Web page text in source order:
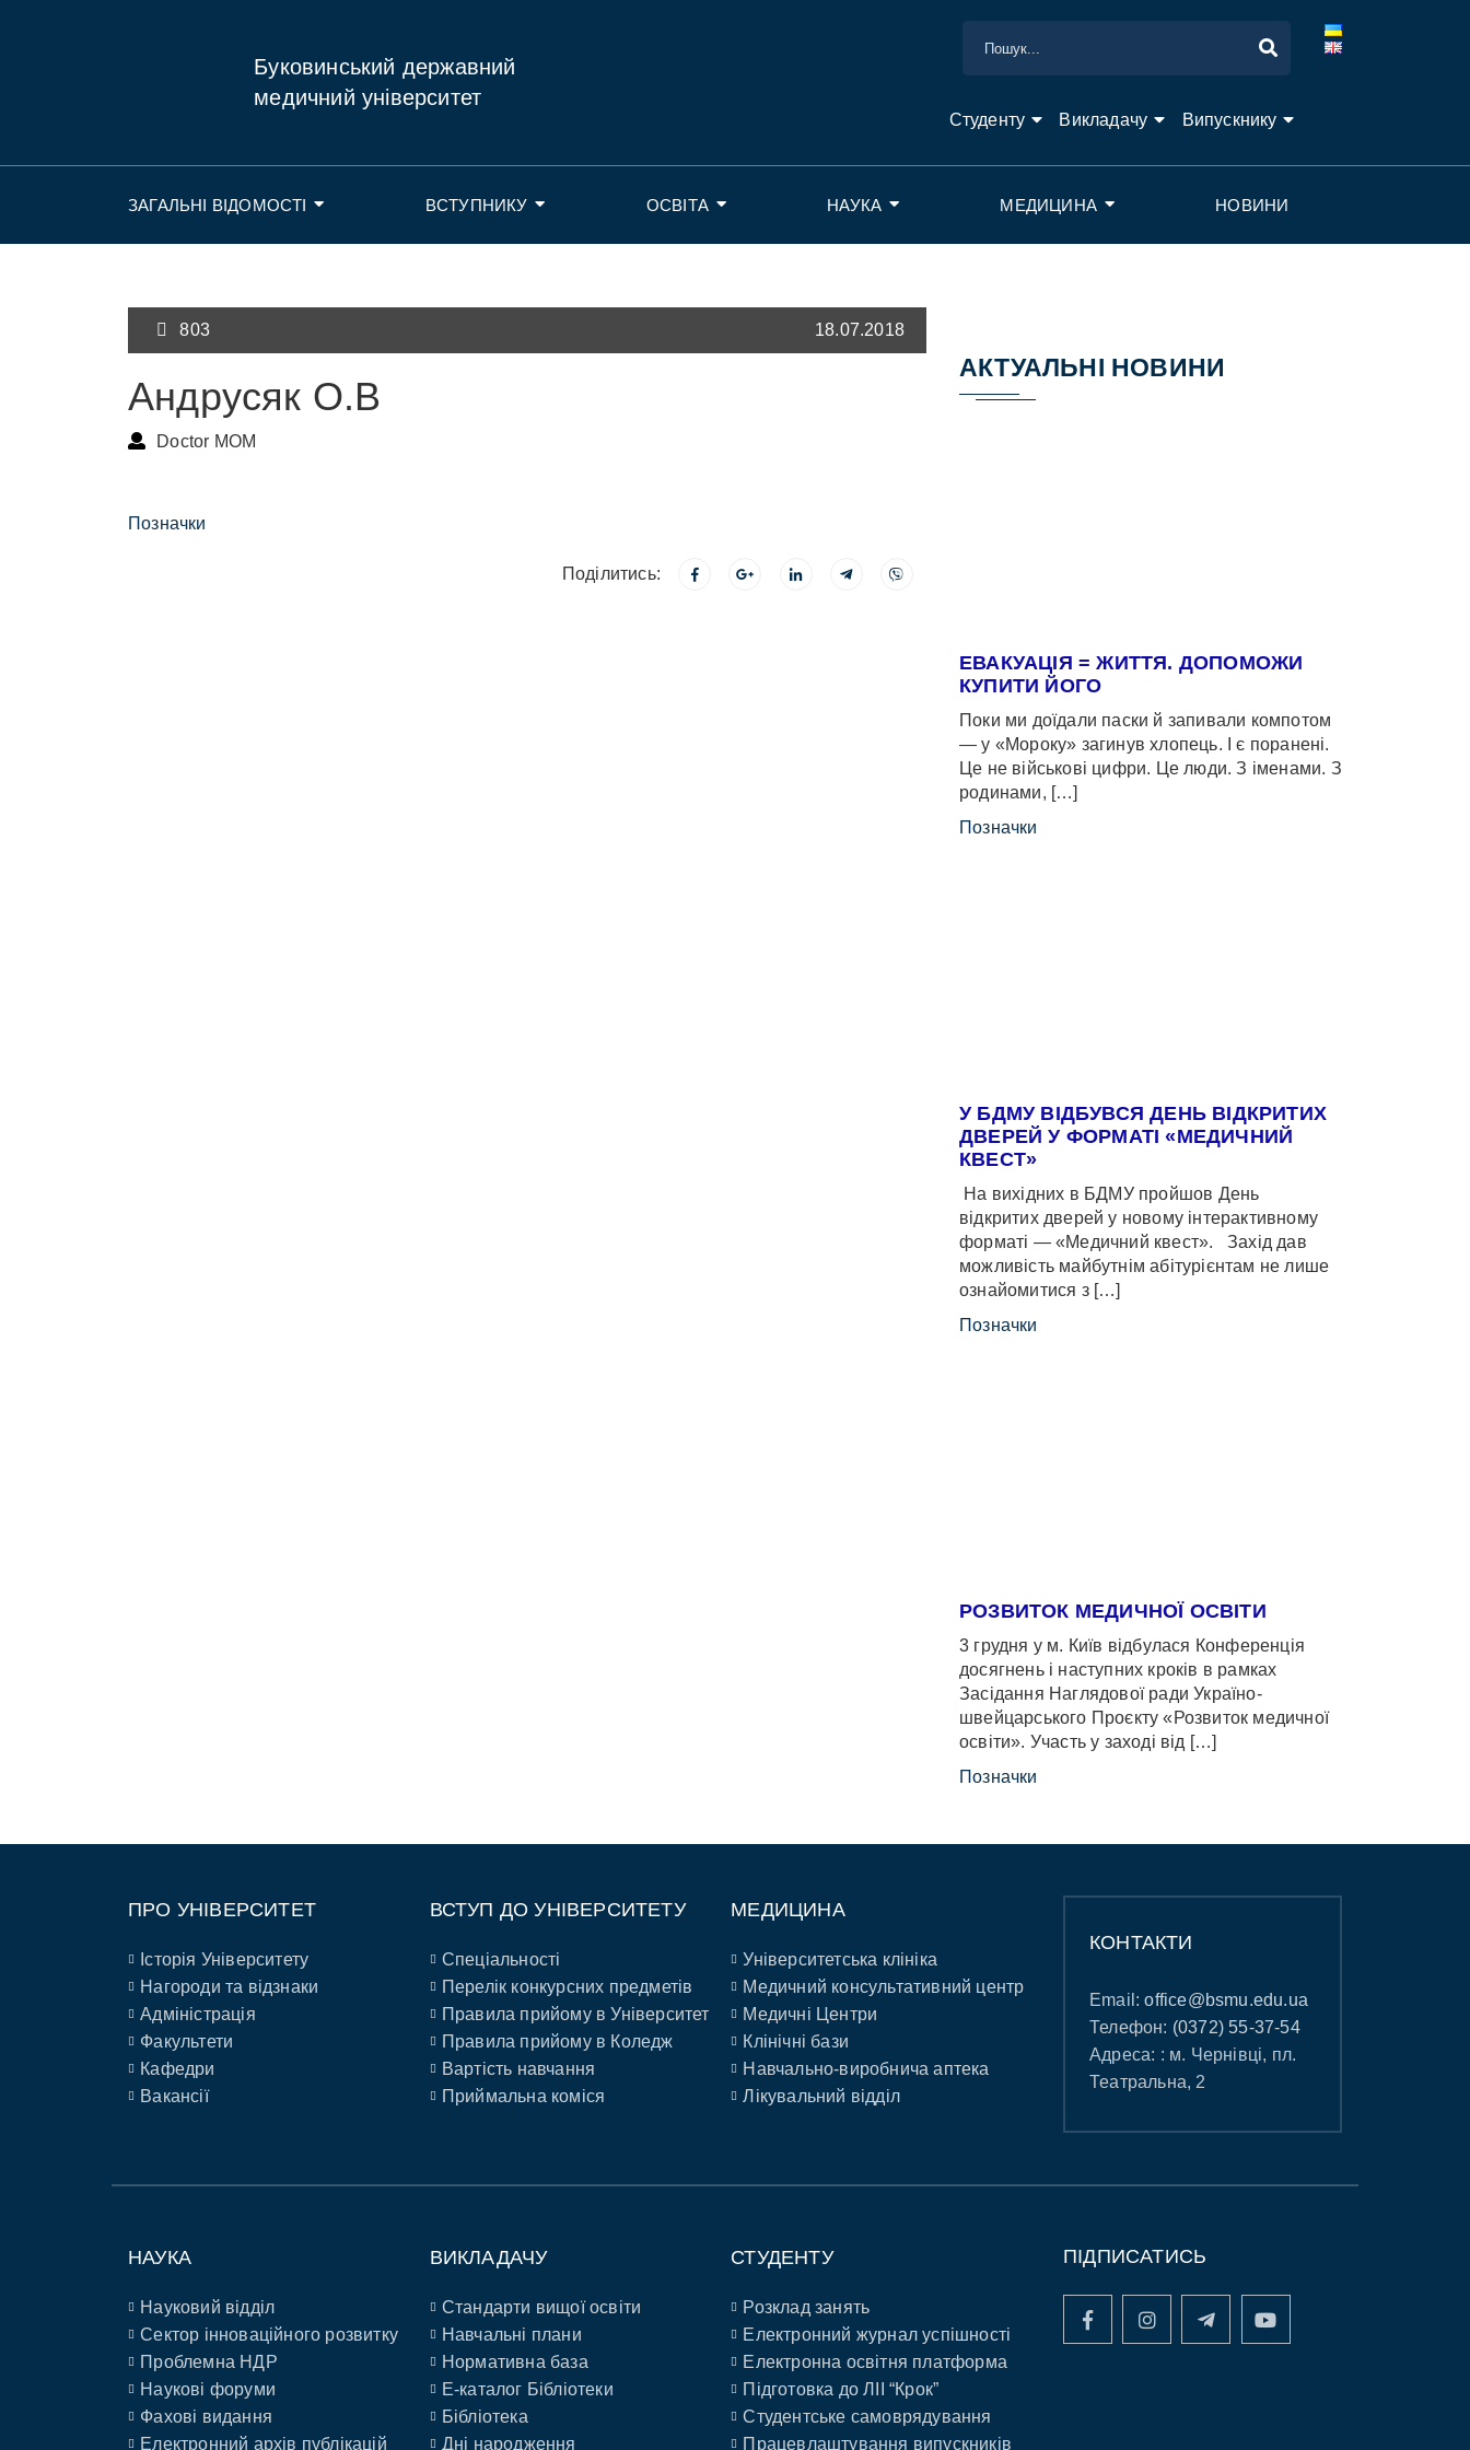
Буковинський державний
медичний університет
Студенту Викладачу Випускнику
ЗАГАЛЬНІ ВІДОМОСТІ ВСТУПНИКУ ОСВІТА НАУКА МЕДИЦИНА НОВИНИ
803 18.07.2018
Андрусяк О.В
Doctor MOM
Позначки
Поділитись:
АКТУАЛЬНІ НОВИНИ
ЕВАКУАЦІЯ = ЖИТТЯ. ДОПОМОЖИ
КУПИТИ ЙОГО
Поки ми доїдали паски й запивали компотом
— у «Мороку» загинув хлопець. І є поранені.
Це не військові цифри. Це люди. З іменами. З
родинами, […]
Позначки
У БДМУ ВІДБУВСЯ ДЕНЬ ВІДКРИТИХ
ДВЕРЕЙ У ФОРМАТІ «МЕДИЧНИЙ
КВЕСТ»
На вихідних в БДМУ пройшов День
відкритих дверей у новому інтерактивному
форматі — «Медичний квест». Захід дав
можливість майбутнім абітурієнтам не лише
ознайомитися з […]
Позначки
РОЗВИТОК МЕДИЧНОЇ ОСВІТИ
3 грудня у м. Київ відбулася Конференція
досягнень і наступних кроків в рамках
Засідання Наглядової ради Україно-
швейцарського Проєкту «Розвиток медичної
освіти». Участь у заході від […]
Позначки
ПРО УНІВЕРСИТЕТ
Історія Університету
Нагороди та відзнаки
Адміністрація
Факультети
Кафедри
Вакансії
ВСТУП ДО УНІВЕРСИТЕТУ
Спеціальності
Перелік конкурсних предметів
Правила прийому в Університет
Правила прийому в Коледж
Вартість навчання
Приймальна коміся
МЕДИЦИНА
Університетська клініка
Медичний консультативний центр
Медичні Центри
Клінічні бази
Навчально-виробнича аптека
Лікувальний відділ
КОНТАКТИ
Email:office@bsmu.edu.ua
Телефон: (0372) 55-37-54
Адреса: : м. Чернівці, пл.
Театральна, 2
НАУКА
Науковий відділ
Сектор інноваційного розвитку
Проблемна НДР
Наукові форуми
Фахові видання
Електронний архів публікацій
ВИКЛАДАЧУ
Стандарти вищої освіти
Навчальні плани
Нормативна база
E-каталог Бібліотеки
Бібліотека
Дні народження
СТУДЕНТУ
Розклад занять
Електронний журнал успішності
Електронна освітня платформа
Підготовка до ЛІІ “Крок”
Студентське самоврядування
Працевлаштування випускників
ПІДПИСАТИСЬ